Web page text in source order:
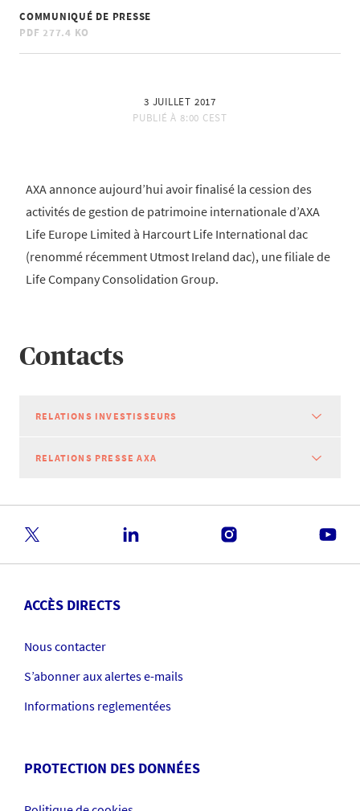
COMMUNIQUÉ DE PRESSE
PDF 277.4 KO
3 JUILLET 2017
PUBLIÉ À 8:00 CEST
AXA annonce aujourd’hui avoir finalisé la cession des
activités de gestion de patrimoine internationale d’AXA
Life Europe Limited à Harcourt Life International dac
(renommé récemment Utmost Ireland dac), une filiale de
Life Company Consolidation Group.
Contacts
RELATIONS INVESTISSEURS
RELATIONS PRESSE AXA
ACCÈS DIRECTS
Nous contacter
S’abonner aux alertes e-mails
Informations reglementées
PROTECTION DES DONNÉES